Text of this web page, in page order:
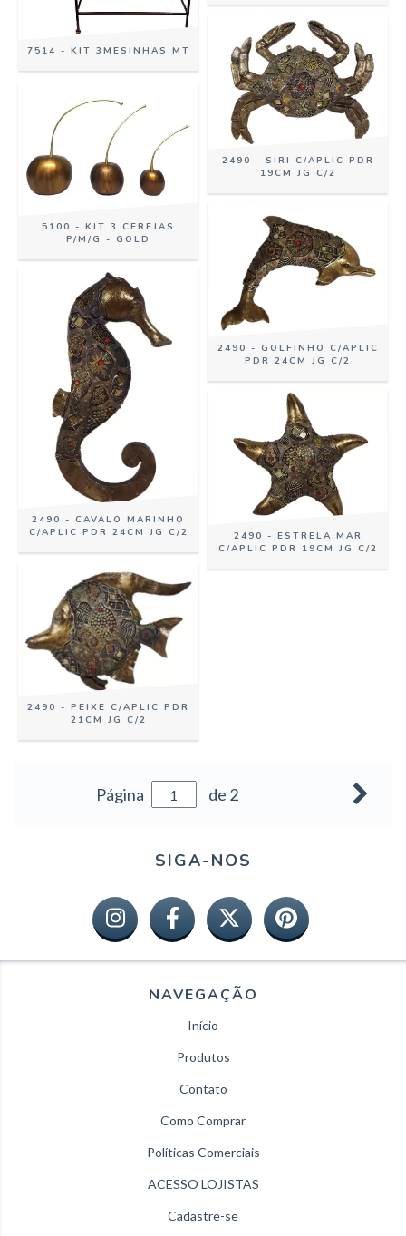
7514 - KIT 3MESINHAS MT
5100 - KIT 3 CEREJAS
P/M/G - GOLD
2490 - SIRI C/APLIC PDR
19CM JG C/2
2490 - CAVALO MARINHO
C/APLIC PDR 24CM JG C/2
2490 - GOLFINHO C/APLIC
PDR 24CM JG C/2
2490 - PEIXE C/APLIC PDR
21CM JG C/2
2490 - ESTRELA MAR
C/APLIC PDR 19CM JG C/2
Página de 2
SIGA-NOS
NAVEGAÇÃO
Início
Produtos
Contato
Como Comprar
Políticas Comerciais
ACESSO LOJISTAS
Cadastre-se